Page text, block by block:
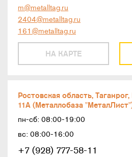
НА КАРТЕ
m@metalltag.ru
2404@metalltag.ru
161@metalltag.ru
Ростовская область,
11А (Металлобаза
пн-сб: 08:00-19:00
вс: 08:00-16:00
+7 (928) 777-58-11